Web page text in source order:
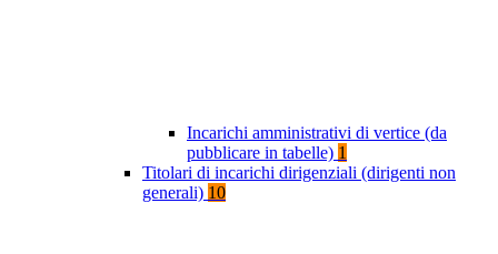
Incarichi amministrativi di vertice (da
pubblicare in tabelle) 1
Titolari di incarichi dirigenziali (dirigenti non
generali) 10